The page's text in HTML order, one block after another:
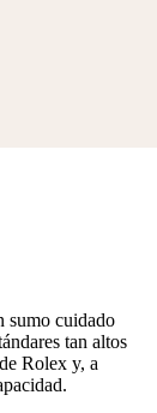
sumo cuidado
tan altos
Rolex y, a